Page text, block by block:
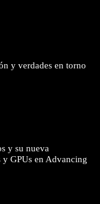
y verdades en torno
y su nueva
y GPUs en Advancing